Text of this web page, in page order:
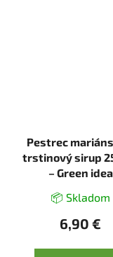
Pestrec
trstinový sirup
– Green idea
📦 Skladom
6,90 €